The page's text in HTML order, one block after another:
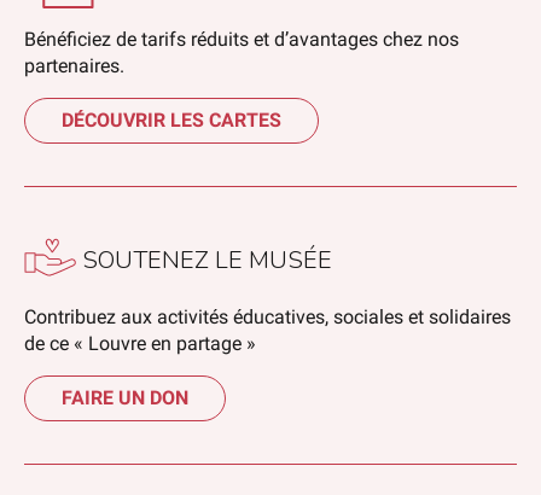
Bénéficiez de tarifs réduits et d’avantages chez nos
partenaires.
DÉCOUVRIR LES CARTES
SOUTENEZ LE MUSÉE
Contribuez aux activités éducatives, sociales et solidaires
de ce « Louvre en partage »
FAIRE UN DON